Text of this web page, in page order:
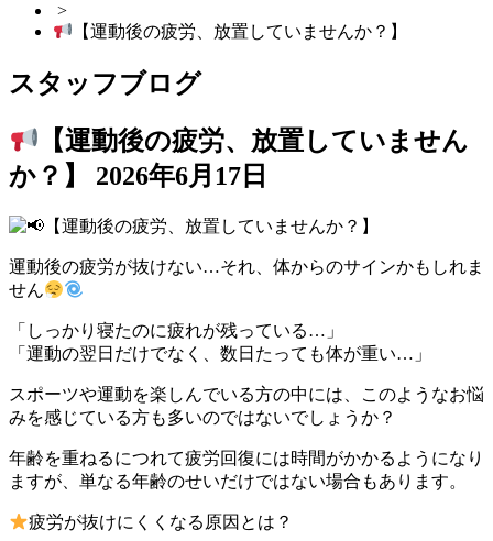
>
【運動後の疲労、放置していませんか？】
スタッフブログ
【運動後の疲労、放置していません
か？】
2026年6月17日
運動後の疲労が抜けない…それ、体からのサインかもしれま
せん
「しっかり寝たのに疲れが残っている…」
「運動の翌日だけでなく、数日たっても体が重い…」
スポーツや運動を楽しんでいる方の中には、このようなお悩
みを感じている方も多いのではないでしょうか？
年齢を重ねるにつれて疲労回復には時間がかかるようになり
ますが、単なる年齢のせいだけではない場合もあります。
疲労が抜けにくくなる原因とは？